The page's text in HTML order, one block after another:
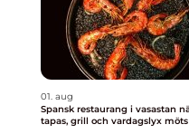
01. aug
Spansk restaurang i vasastan när
tapas, grill och vardagslyx möts